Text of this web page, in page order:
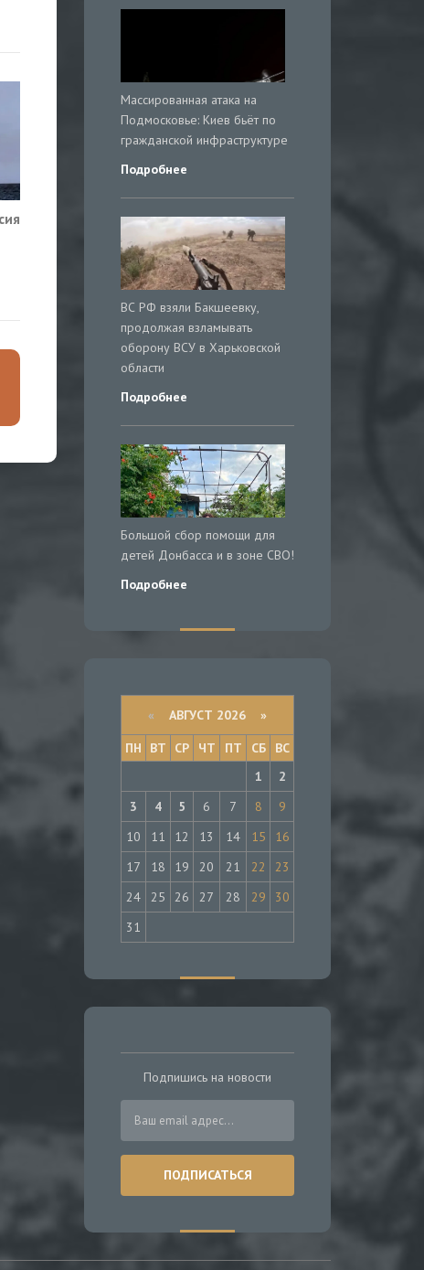
Массированная атака на
Подмосковье: Киев бьёт по
гражданской инфраструктуре
Подробнее
ВС РФ взяли Бакшеевку,
продолжая взламывать
оборону ВСУ в Харьковской
области
Подробнее
Большой сбор помощи для
детей Донбасса и в зоне СВО!
Подробнее
« АВГУСТ 2026 »
ПН
ВТ СР ЧТ ПТ СБ
ВС
1
2
3
4 5 6 7 8
9
10
11 12 13 14 15
16
17
18 19 20 21 22
23
24
25 26 27 28 29
30
31
Подпишись на новости